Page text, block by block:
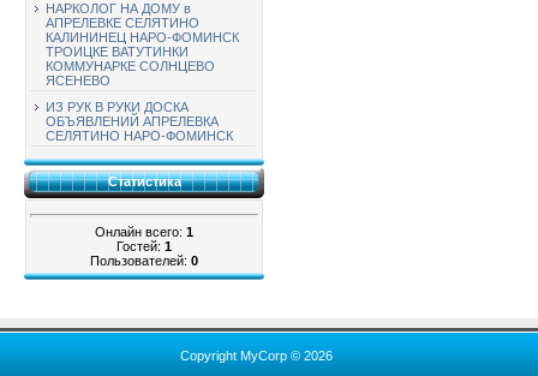
НАРКОЛОГ НА ДОМУ в
АПРЕЛЕВКЕ СЕЛЯТИНО
КАЛИНИНЕЦ НАРО-ФОМИНСК
ТРОИЦКЕ ВАТУТИНКИ
КОММУНАРКЕ СОЛНЦЕВО
ЯСЕНЕВО
ИЗ РУК В РУКИ ДОСКА
ОБЪЯВЛЕНИЙ АПРЕЛЕВКА
СЕЛЯТИНО НАРО-ФОМИНСК
Статистика
Онлайн всего: 1
Гостей: 1
Пользователей: 0
Copyright MyCorp © 2026